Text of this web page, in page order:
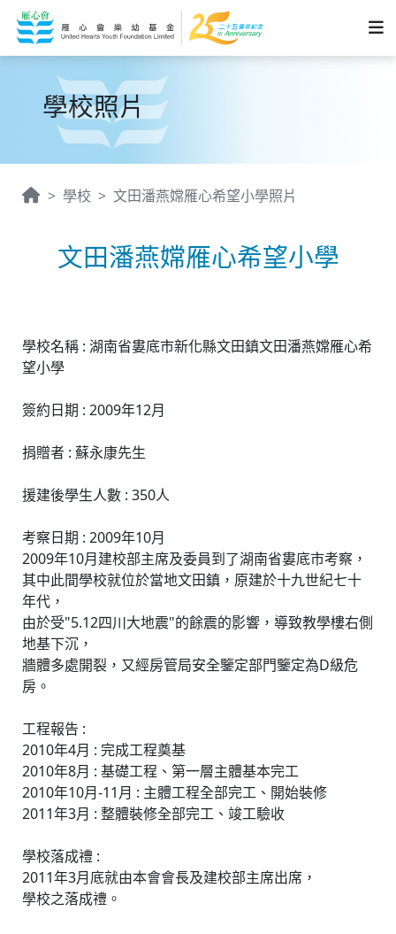
學校照片
學校 文田潘燕嫦雁心希望小學照片
文田潘燕嫦雁心希望小學
學校名稱 : 湖南省婁底市新化縣文田鎮文田潘燕嫦雁心希
望小學
簽約日期 : 2009年12月
捐贈者 : 蘇永康先生
援建後學生人數 : 350人
考察日期 : 2009年10月
2009年10月建校部主席及委員到了湖南省婁底市考察，
其中此間學校就位於當地文田鎮，原建於十九世紀七十
年代，
由於受"5.12四川大地震"的餘震的影響，導致教學樓右側
地基下沉，
牆體多處開裂，又經房管局安全鑒定部門鑒定為D級危
房。
工程報告 :
2010年4月 : 完成工程奠基
2010年8月 : 基礎工程、第一層主體基本完工
2010年10月-11月 : 主體工程全部完工、開始裝修
2011年3月 : 整體裝修全部完工、竣工驗收
學校落成禮 :
2011年3月底就由本會會長及建校部主席出席，
學校之落成禮。